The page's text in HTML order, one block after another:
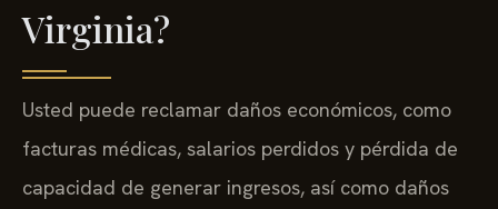
Virginia?
Usted puede reclamar daños económicos, como
facturas médicas, salarios perdidos y pérdida de
capacidad de generar ingresos, así como daños